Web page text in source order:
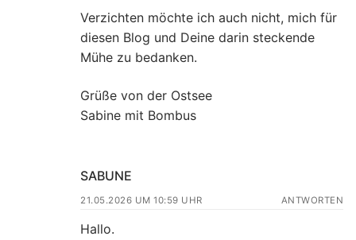
Verzichten möchte ich auch nicht, mich für
diesen Blog und Deine darin steckende
Mühe zu bedanken.
Grüße von der Ostsee
Sabine mit Bombus
SABUNE
21.05.2026 UM 10:59 UHR ANTWORTEN
Hallo.